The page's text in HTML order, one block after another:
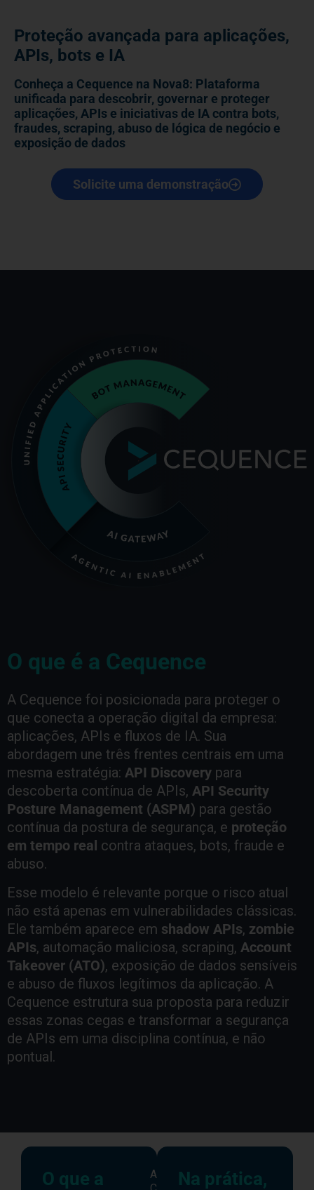
Proteção avançada para aplicações,
APIs, bots e IA​
Conheça a Cequence na Nova8: Plataforma
unificada para descobrir, governar e proteger
aplicações, APIs e iniciativas de IA contra bots,
fraudes, scraping, abuso de lógica de negócio e
exposição de dados
Solicite uma demonstração
O que é a Cequence
A Cequence foi posicionada para proteger o
que conecta a operação digital da empresa:
aplicações, APIs e fluxos de IA. Sua
abordagem une três frentes centrais em uma
mesma estratégia: API Discovery para
descoberta contínua de APIs, API Security
Posture Management (ASPM) para gestão
contínua da postura de segurança, e proteção
em tempo real contra ataques, bots, fraude e
abuso.
Esse modelo é relevante porque o risco atual
não está apenas em vulnerabilidades clássicas.
Ele também aparece em shadow APIs, zombie
APIs, automação maliciosa, scraping, Account
Takeover (ATO), exposição de dados sensíveis
e abuso de fluxos legítimos da aplicação. A
Cequence estrutura sua proposta para reduzir
essas zonas cegas e transformar a segurança
de APIs em uma disciplina contínua, e não
pontual.
O que a
A
Na prática,